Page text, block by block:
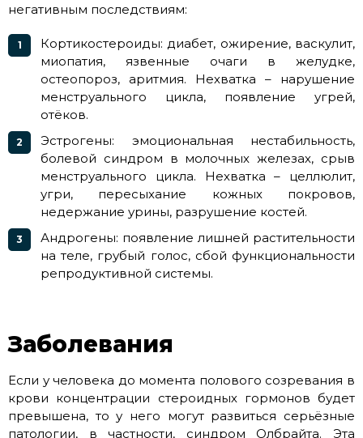
негативным последствиям:
Кортикостероиды: диабет, ожирение, васкулит,
миопатия, язвенные очаги в желудке,
остеопороз, аритмия. Нехватка – нарушение
менструального цикла, появление угрей,
отёков.
Эстрогены: эмоциональная нестабильность,
болевой синдром в молочных железах, срыв
менструального цикла. Нехватка – целлюлит,
угри, пересыхание кожных покровов,
недержание урины, разрушение костей.
Андрогены: появление лишней растительности
на теле, грубый голос, сбой функциональности
репродуктивной системы.
Заболевания
Если у человека до момента полового созревания в
крови концентрации стероидных гормонов будет
превышена, то у него могут развиться серьёзные
патологии, в частности, синдром Олбрайта. Эта